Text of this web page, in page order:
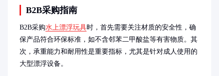
B2B采购指南
B2B采购水上漂浮玩具时，首先需要关注材质的安全性，确
保产品符合环保标准，如不含邻苯二甲酸盐等有害物质。其
次，承重能力和耐用性是重要指标，尤其是针对成人使用的
大型漂浮设备。